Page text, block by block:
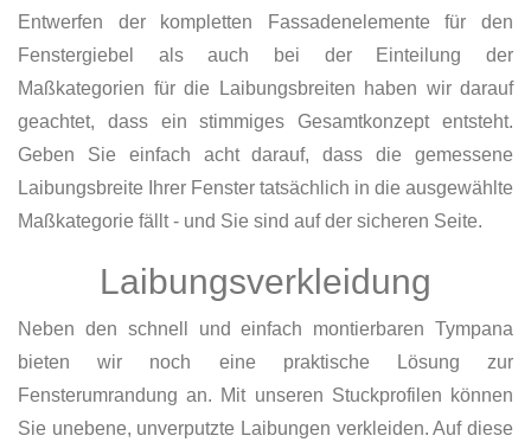
Entwerfen der kompletten Fassadenelemente für den
Fenstergiebel als auch bei der Einteilung der
Maßkategorien für die Laibungsbreiten haben wir darauf
geachtet, dass ein stimmiges Gesamtkonzept entsteht.
Geben Sie einfach acht darauf, dass die gemessene
Laibungsbreite Ihrer Fenster tatsächlich in die ausgewählte
Maßkategorie fällt - und Sie sind auf der sicheren Seite.
Laibungsverkleidung
Neben den schnell und einfach montierbaren Tympana
bieten wir noch eine praktische Lösung zur
Fensterumrandung an. Mit unseren Stuckprofilen können
Sie unebene, unverputzte Laibungen verkleiden. Auf diese